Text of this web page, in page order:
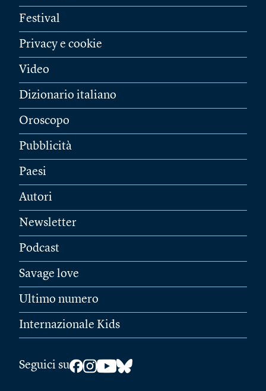
Festival
Privacy e cookie
Video
Dizionario italiano
Oroscopo
Pubblicità
Paesi
Autori
Newsletter
Podcast
Savage love
Ultimo numero
Internazionale Kids
Seguici su